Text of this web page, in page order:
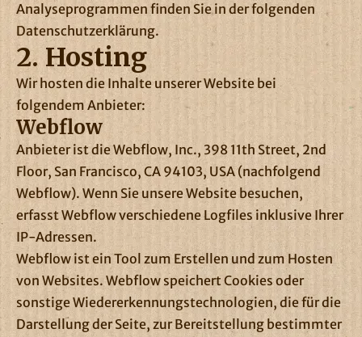
Analyseprogrammen finden Sie in der folgenden
Datenschutzerklärung.
2. Hosting
Wir hosten die Inhalte unserer Website bei
folgendem Anbieter:
Webflow
Anbieter ist die Webflow, Inc., 398 11th Street, 2nd
Floor, San Francisco, CA 94103, USA (nachfolgend
Webflow). Wenn Sie unsere Website besuchen,
erfasst Webflow verschiedene Logfiles inklusive Ihrer
IP-Adressen.
Webflow ist ein Tool zum Erstellen und zum Hosten
von Websites. Webflow speichert Cookies oder
sonstige Wiedererkennungstechnologien, die für die
Darstellung der Seite, zur Bereitstellung bestimmter